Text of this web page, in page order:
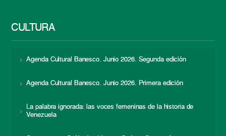
CULTURA
Agenda Cultural Banesco. Junio 2026. Segunda edición
Agenda Cultural Banesco. Junio 2026. Primera edición
La palabra ignorada: las voces femeninas de la historia de
Venezuela